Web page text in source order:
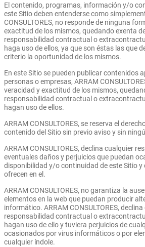
El contenido, programas, información y/o
este Sitio deben entenderse como
CONSULTORES, no responde de ninguna
exactitud de los mismos, quedando exenta
responsabilidad contractual o
haga uso de ellos, ya que son éstas las que
criterio la oportunidad de los mismos.
En este Sitio se pueden publicar contenidos
personas o empresas, ARRAM
veracidad y exactitud de los mismos,
responsabilidad contractual o
hagan uso de ellos.
ARRAM CONSULTORES, se reserva el
contenido del Sitio sin previo aviso y sin
ARRAM CONSULTORES, declina cualquier
eventuales daños y perjuicios que puedan
disponibilidad y/o continuidad de este Sitio y
ofrecen en el.
ARRAM CONSULTORES, no garantiza la
elementos en la web que puedan producir
informático. ARRAM CONSULTORES,
responsabilidad contractual o
hagan uso de ello y tuviera perjuicios de
ocasionados por virus informáticos o por
cualquier índole.